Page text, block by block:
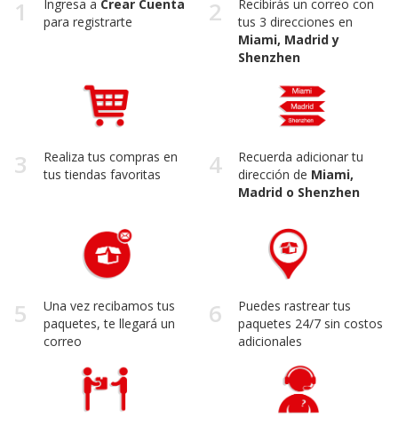
1 Ingresa a Crear Cuenta
para registrarte
2
Recibirás un correo con
tus 3 direcciones en
Miami, Madrid y
Shenzhen
3
Realiza tus compras en
tus tiendas favoritas
4
Recuerda adicionar tu
dirección de Miami,
Madrid o Shenzhen
5
Una vez recibamos tus
paquetes, te llegará un
correo
6
Puedes rastrear tus
paquetes 24/7 sin costos
adicionales